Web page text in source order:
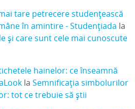
tare petrecere studențească
în amintire - Studențiada la
și care sunt cele mai cunoscute
hainelor: ce înseamnă
la Semnificația simbolurilor
tot ce trebuie să știi